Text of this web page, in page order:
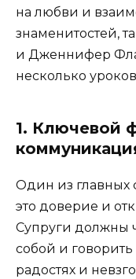
на любви и
знаменитостей,
и Дженнифер
несколько
1. Ключевой
Один из главных
это доверие и
Супруги должны
собой и говорить
радостях и